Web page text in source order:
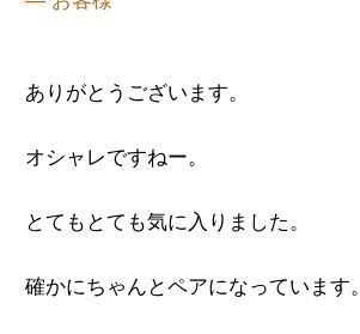
ありがとうございます。
オシャレですねー。
とてもとても気に入りました。
確かにちゃんとペアになっています。